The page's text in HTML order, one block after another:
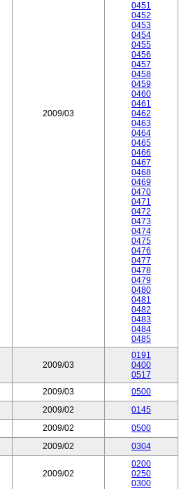
2009/03
0451
0452
0453
0454
0455
0456
0457
0458
0459
0460
0461
0462
0463
0464
0465
0466
0467
0468
0469
0470
0471
0472
0473
0474
0475
0476
0477
0478
0479
0480
0481
0482
0483
0484
0485
2009/03
0191
0400
0517
2009/03
0500
2009/02
0145
2009/02
0500
2009/02 0304
2009/02
0200
0250
0300